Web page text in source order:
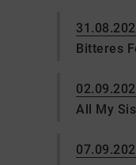
Bitteres
All My